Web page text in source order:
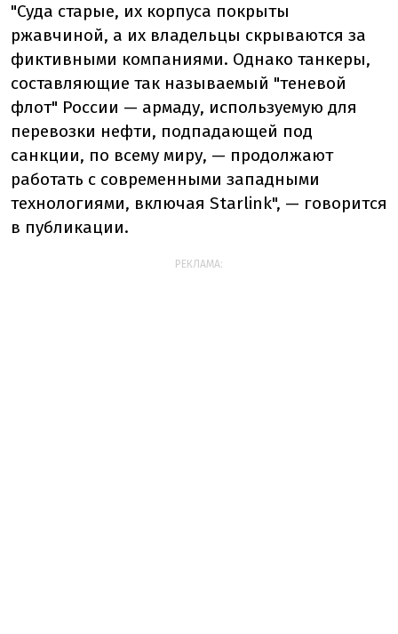
"Суда старые, их корпуса покрыты
ржавчиной, а их владельцы скрываются за
фиктивными компаниями. Однако танкеры,
составляющие так называемый "теневой
флот" России — армаду, используемую для
перевозки нефти, подпадающей под
санкции, по всему миру, — продолжают
работать с современными западными
технологиями, включая Starlink", — говорится
в публикации.
РЕКЛАМА: